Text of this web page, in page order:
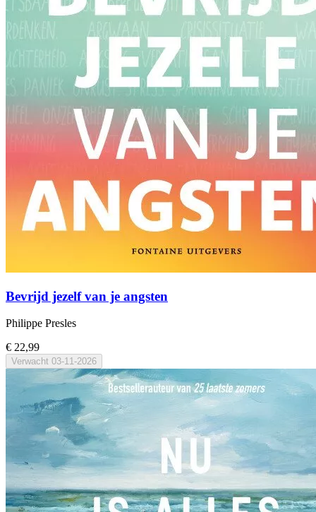
Bevrijd jezelf van je angsten
Philippe Presles
€ 22,99
Verwacht 03-11-2026